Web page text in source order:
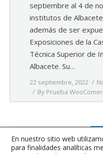
septiembre al 4 de
institutos de
además de ser
Exposiciones de la
Técnica Superior de
Albacete. Su…
22 septiembre, 2022
By Prueba
1 … 64 65
En nuestro sitio web
para finalidades analíticas